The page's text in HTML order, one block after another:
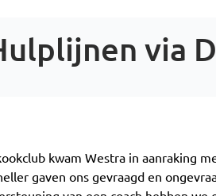
via
kwam Westra in aanraking
gaven ons gevraagd en